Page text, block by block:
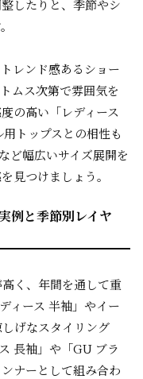
したりと、季節やシ
レンド感あるショー
ムス次第で雰囲気を
の高い「レディース
トップスとの相性も
ど幅広いサイズ展開を
見つけましょう。
例と季節別レイヤ
く、年間を通して重
ィース 半袖」やイー
げなスタイリング
長袖」や「GU ブラ
ナーとして組み合わ